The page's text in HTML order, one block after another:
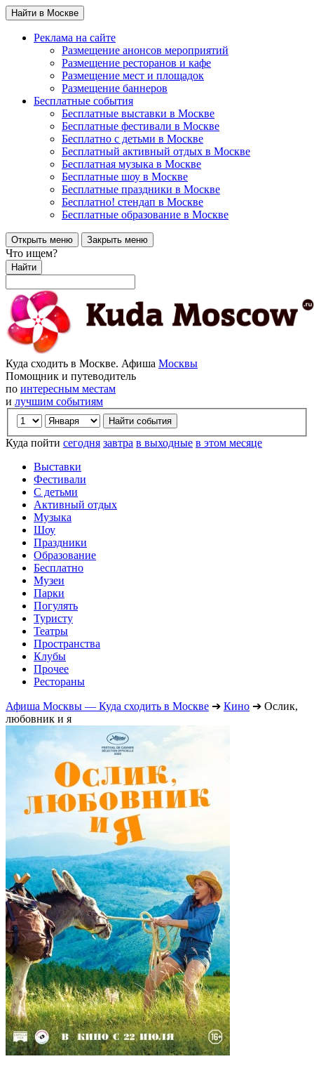
Найти в Москве
Реклама на сайте
Размещение анонсов мероприятий
Размещение ресторанов и кафе
Размещение мест и площадок
Размещение баннеров
Бесплатные события
Бесплатные выставки в Москве
Бесплатные фестивали в Москве
Бесплатно с детьми в Москве
Бесплатный активный отдых в Москве
Бесплатная музыка в Москве
Бесплатные шоу в Москве
Бесплатные праздники в Москве
Бесплатно! стендап в Москве
Бесплатные образование в Москве
Открыть меню Закрыть меню
Что ищем?
Найти
Куда сходить в Москве. Афиша Москвы
Помощник и путеводитель
по интересным местам
и лучшим событиям
Куда пойти сегодня завтра в выходные в этом месяце
Выставки
Фестивали
С детьми
Активный отдых
Музыка
Шоу
Праздники
Образование
Бесплатно
Музеи
Парки
Погулять
Туристу
Театры
Пространства
Клубы
Прочее
Рестораны
Афиша Москвы — Куда сходить в Москве ➔ Кино ➔ Ослик,
любовник и я